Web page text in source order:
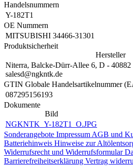
Handelsnummern
Y-182T1
OE Nummern
MITSUBISHI 34466-31301
Produktsicherheit
Hersteller
Niterra, Balcke-Dürr-Allee 6, D - 40882
salesd@ngkntk.de
GTIN Globale Handelsartikelnummer
087295156193
Dokumente
Bild
NGKNTK_Y-182T1_O.JPG
Sonderangebote Impressum AGB und
Batteriehinweis Hinweise zur
Widerrufsrecht und Widerrufsformular
Barrierefreiheitserklärung Vertrag